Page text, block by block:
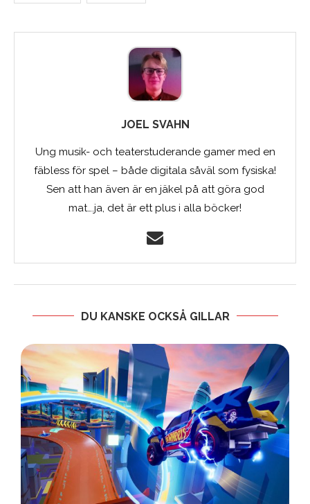
JOEL SVAHN
Ung musik- och teaterstuderande gamer med en
fäbless för spel – både digitala såväl som fysiska!
Sen att han även är en jäkel på att göra god
mat….ja, det är ett plus i alla böcker!
DU KANSKE OCKSÅ GILLAR